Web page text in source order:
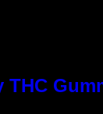
THC